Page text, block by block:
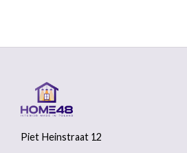
Piet Heinstraat 12